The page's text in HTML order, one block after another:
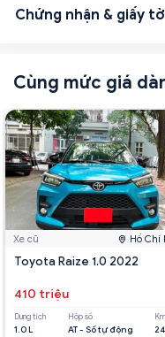
Chứng nhận & giấy
Cùng mức giá
Xe cũ Hồ Chí
Toyota Raize 1.0 2022
410 triệu
Dung tích
1.0 L
Hộp số
AT - Số tự động